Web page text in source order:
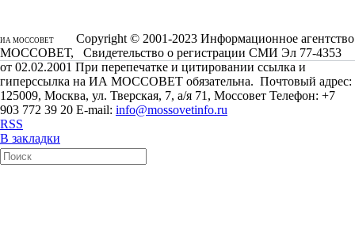
ИА МОССОВЕТ
Copyright © 2001-2023 Информационное агентство
МОССОВЕТ, Свидетельство о регистрации СМИ Эл 77-4353
от 02.02.2001 При перепечатке и цитировании ссылка и
гиперссылка на ИА МОССОВЕТ обязательна. Почтовый адрес:
125009, Москва, ул. Тверская, 7, а/я 71, Моссовет Телефон: +7
903 772 39 20 E-mail: info@mossovetinfo.ru
RSS
В закладки